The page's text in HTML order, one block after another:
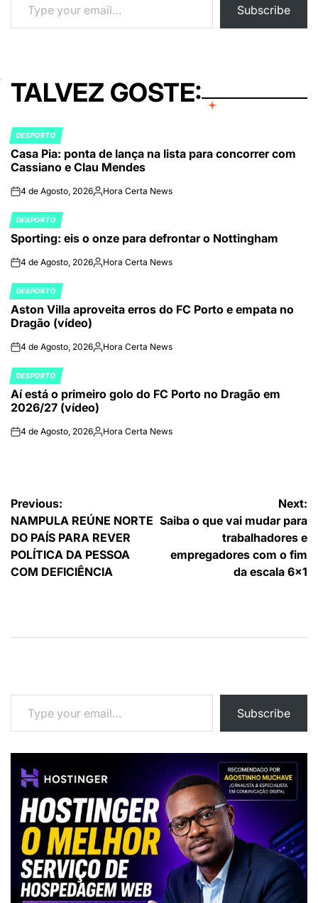
Subscribe
TALVEZ GOSTE:
POSTED
IN
DESPORTO
Casa Pia: ponta de lança na lista para concorrer com
Cassiano e Clau Mendes
on4 de Agosto, 2026Publicado
Hora Certa News
POSTED
IN
DESPORTO
Sporting: eis o onze para defrontar o Nottingham
on4 de Agosto, 2026Publicado
Hora Certa News
POSTED
IN
DESPORTO
Aston Villa aproveita erros do FC Porto e empata no
Dragão (vídeo)
on4 de Agosto, 2026Publicado
Hora Certa News
POSTED
IN
DESPORTO
Aí está o primeiro golo do FC Porto no Dragão em
2026/27 (vídeo)
on4 de Agosto, 2026Publicado
Hora Certa News
Navegação
de
artigos
Previous:
NAMPULA REÚNE NORTE
DO PAÍS PARA REVER
POLÍTICA DA PESSOA
COM DEFICIÊNCIA
Next:
Saiba o que vai mudar para
trabalhadores e
empregadores com o fim
da escala 6×1
Type your email…
Subscribe